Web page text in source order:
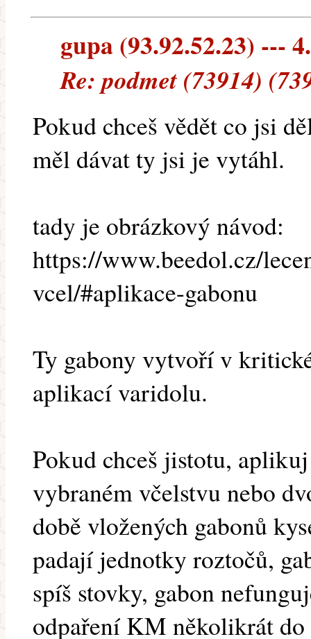
gupa (93.92.52.23) ---
Re: podmet (73914)
Pokud chceš vědět co jsi
měl dávat ty jsi je vytáhl.
tady je obrázkový návod:
https://www.beedol.cz/
vcel/#aplikace-gabonu
Ty gabony vytvoří v
aplikací varidolu.
Pokud chceš jistotu,
vybraném včelstvu nebo
době vložených gabonů
padají jednotky roztočů,
spíš stovky, gabon
odpaření KM několikrát